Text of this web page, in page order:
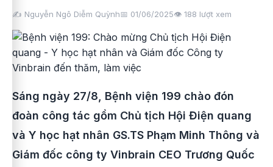
✍️ Nguyễn Ngô Diễm Quỳnh📅 01/06/2025👁️ 188 lượt xem
Sáng ngày 27/8, Bệnh viện 199 chào đón
đoàn công tác gồm Chủ tịch Hội Điện quang
và Y học hạt nhân GS.TS Phạm Minh Thông và
Giám đốc công ty Vinbrain CEO Trương Quốc